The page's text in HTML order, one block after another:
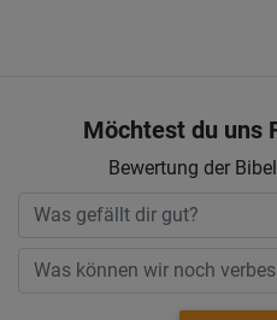
Möchtest du uns
Bewertung der